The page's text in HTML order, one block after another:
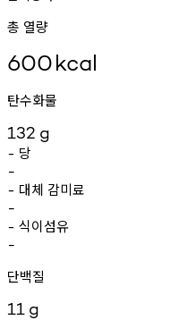
총 열량
600kcal
탄수화물
132 g
- 당
-
- 대체 감미료
-
- 식이섬유
-
단백질
11 g